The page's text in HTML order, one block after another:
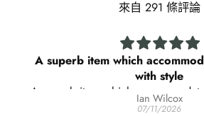
來自 291 條評論
A superb item which
with style
A superb item which
style , form and
Ian Wilcox
07/11/2026